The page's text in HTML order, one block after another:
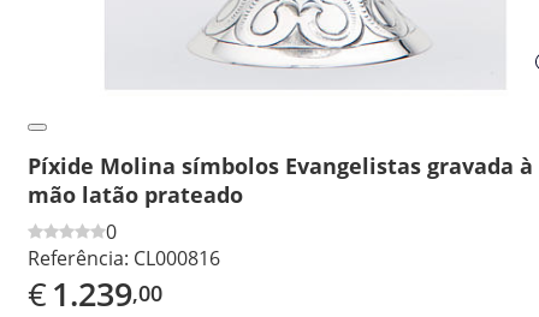
Píxide Molina símbolos Evangelistas gravada à
mão latão prateado
0
Referência: CL000816
€1.239,00